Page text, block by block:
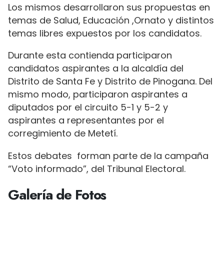
Los mismos desarrollaron sus propuestas en
temas de Salud, Educación ,Ornato y distintos
temas libres expuestos por los candidatos.
Durante esta contienda participaron
candidatos aspirantes a la alcaldía del
Distrito de Santa Fe y Distrito de Pinogana. Del
mismo modo, participaron aspirantes a
diputados por el circuito 5-1 y 5-2 y
aspirantes a representantes por el
corregimiento de Metetí.
Estos debates forman parte de la campaña
“Voto informado”, del Tribunal Electoral.
Galería de Fotos